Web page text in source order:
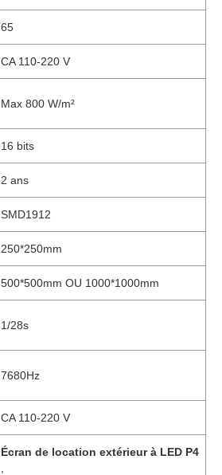
65
CA 110-220 V
Max 800 W/m²
16 bits
2 ans
SMD1912
250*250mm
500*500mm OU 1000*1000mm
1/28s
7680Hz
CA 110-220 V
Écran de location extérieur à LED P4